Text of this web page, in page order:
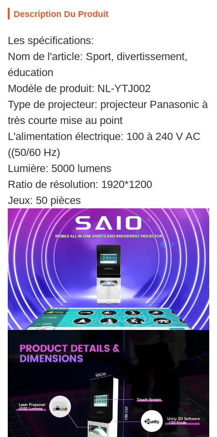
Description Du Produit
Les spécifications:
Nom de l'article: Sport, divertissement,
éducation
Modèle de produit: NL-YTJ002
Type de projecteur: projecteur Panasonic à
très courte mise au point
L'alimentation électrique: 100 à 240 V AC
((50/60 Hz)
Lumière: 5000 lumens
Ratio de résolution: 1920*1200
Jeux: 50 pièces